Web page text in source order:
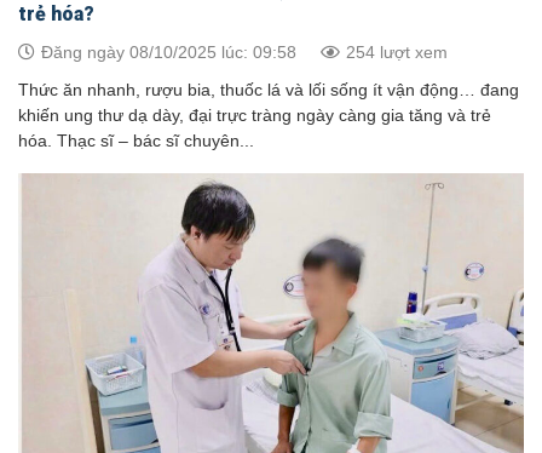
trẻ hóa?
Đăng ngày 08/10/2025 lúc: 09:58 254 lượt xem
Thức ăn nhanh, rượu bia, thuốc lá và lối sống ít vận động… đang
khiến ung thư dạ dày, đại trực tràng ngày càng gia tăng và trẻ
hóa. Thạc sĩ – bác sĩ chuyên...